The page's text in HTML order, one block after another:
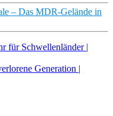
– Das MDR-Gelände in
für Schwellenländer |
Generation |